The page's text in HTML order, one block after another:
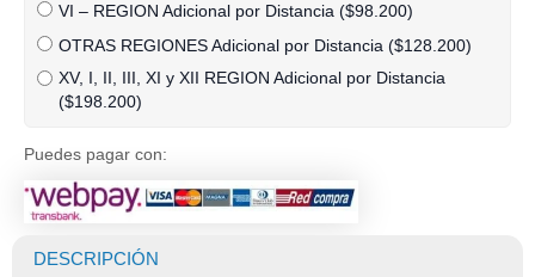
VI – REGION Adicional por Distancia ($98.200)
OTRAS REGIONES Adicional por Distancia ($128.200)
XV, I, II, III, XI y XII REGION Adicional por Distancia
($198.200)
Puedes pagar con:
DESCRIPCIÓN